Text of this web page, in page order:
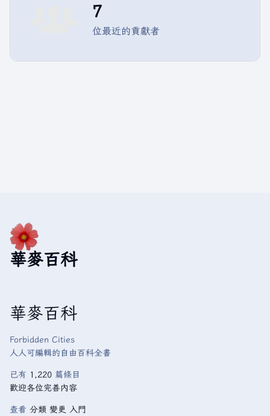
7
位最近的貢獻者
華麥百科
華麥百科
Forbidden Cities
人人可編輯的自由百科全書
已有 1,220 篇條目
歡迎各位完善內容
查看 分類 變更 入門